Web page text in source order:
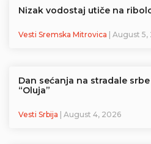
Nizak vodostaj utiče na
Vesti Sremska Mitrovica | August
Dan sećanja na stradale
“Oluja”
Vesti Srbija | August 4, 2026